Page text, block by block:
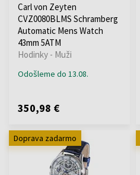
Carl von Zeyten
CVZ0080BLMS Schramberg
Automatic Mens Watch
43mm 5ATM
Hodinky - Muži
Odošleme do 13.08.
350,98 €
Doprava zadarmo